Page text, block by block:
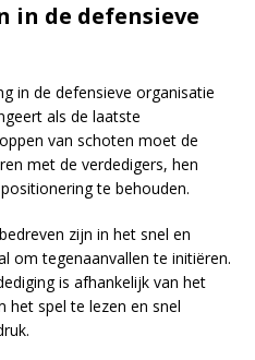
in de defensieve
in de defensieve organisatie
als de laatste
van schoten moet de
met de verdedigers, hen
te behouden.
zijn in het snel en
om tegenaanvallen te initiëren.
is afhankelijk van het
het spel te lezen en snel